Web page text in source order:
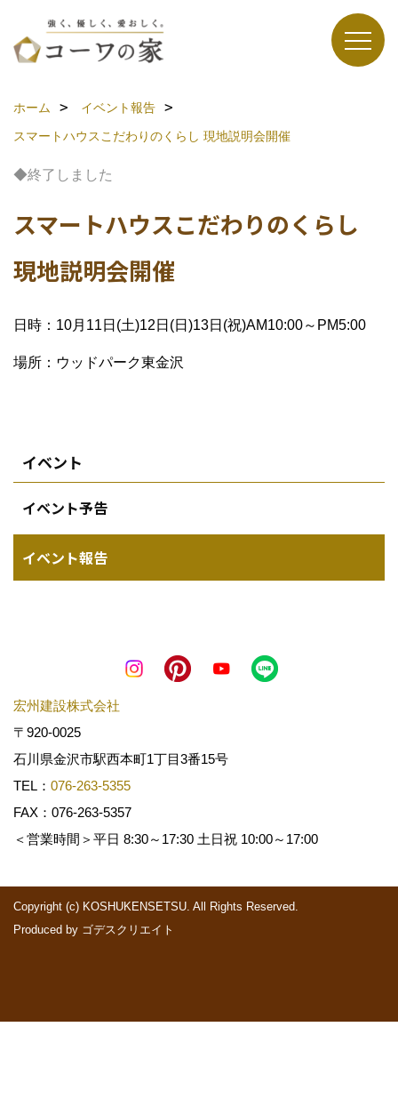
ホーム
イベント報告
スマートハウスこだわりのくらし 現地説明会開催
◆終了しました
スマートハウスこだわりのくらし
現地説明会開催
日時：10月11日(土)12日(日)13日(祝)AM10:00～PM5:00
場所：ウッドパーク東金沢
イベント
イベント予告
イベント報告
宏州建設株式会社
〒920-0025
石川県金沢市駅西本町1丁目3番15号
TEL： 076-263-5355
FAX：076-263-5357
＜営業時間＞平日 8:30～17:30 土日祝 10:00～17:00
Copyright (c) KOSHUKENSETSU. All Rights Reserved.
Produced by ゴデスクリエイト